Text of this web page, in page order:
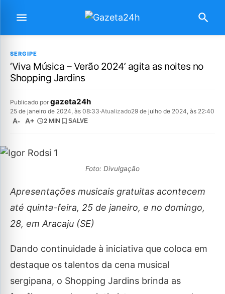
SERGIPE
‘Viva Música – Verão 2024’ agita as noites no
Shopping Jardins
Publicado por gazeta24h
25 de janeiro de 2024, às 08:33·Atualizado29 de julho de 2024, às 22:40
A- A+ 2 MIN SALVE
Foto: Divulgação
Apresentações musicais gratuitas acontecem
até quinta-feira, 25 de janeiro, e no domingo,
28, em Aracaju (SE)
Dando continuidade à iniciativa que coloca em
destaque os talentos da cena musical
sergipana, o Shopping Jardins brinda as